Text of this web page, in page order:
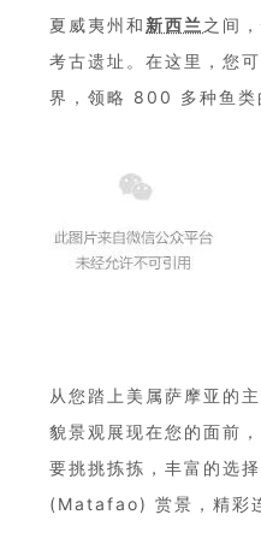
夏威夷州和 新西兰之间
考古遗址。在这里，您
界，领略 800 多种鱼类
从您踏上美属萨摩亚的
貌景观展现在您的面前
要挑挑拣拣，丰富的选
(Matafao) 赏景，精彩